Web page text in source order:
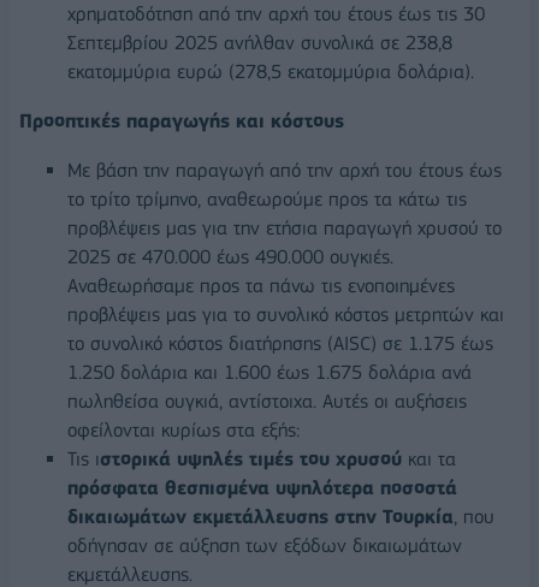
χρηματοδότηση από την αρχή του έτους έως τις 30
Σεπτεμβρίου 2025 ανήλθαν συνολικά σε 238,8
εκατομμύρια ευρώ (278,5 εκατομμύρια δολάρια).
Προοπτικές παραγωγής και κόστους
Με βάση την παραγωγή από την αρχή του έτους έως
το τρίτο τρίμηνο, αναθεωρούμε προς τα κάτω τις
προβλέψεις μας για την ετήσια παραγωγή χρυσού το
2025 σε 470.000 έως 490.000 ουγκιές.
Αναθεωρήσαμε προς τα πάνω τις ενοποιημένες
προβλέψεις μας για το συνολικό κόστος μετρητών και
το συνολικό κόστος διατήρησης (AISC) σε 1.175 έως
1.250 δολάρια και 1.600 έως 1.675 δολάρια ανά
πωληθείσα ουγκιά, αντίστοιχα. Αυτές οι αυξήσεις
οφείλονται κυρίως στα εξής:
Τις ιστορικά υψηλές τιμές του χρυσού και τα
πρόσφατα θεσπισμένα υψηλότερα ποσοστά
δικαιωμάτων εκμετάλλευσης στην Τουρκία, που
οδήγησαν σε αύξηση των εξόδων δικαιωμάτων
εκμετάλλευσης.